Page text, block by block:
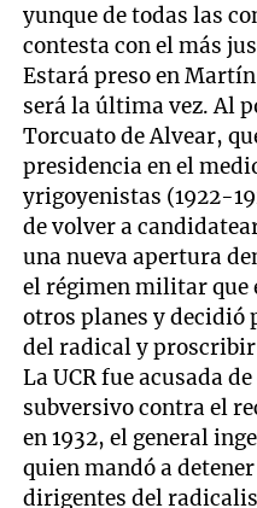
yunque de todas las
contesta con el más
Estará preso en
será la última vez. Al
Torcuato de Alvear,
presidencia en el
yrigoyenistas (1922-
de volver a
una nueva apertura
el régimen militar que
otros planes y
del radical y
La UCR fue acusada
subversivo contra el
en 1932, el general
quien mandó a
dirigentes del